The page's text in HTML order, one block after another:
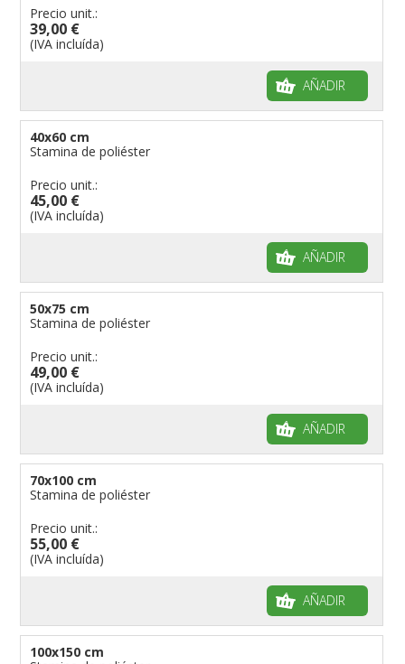
Precio unit.:
39,00 €
(IVA incluída)
AÑADIR
40x60 cm
Stamina de poliéster
Precio unit.:
45,00 €
(IVA incluída)
AÑADIR
50x75 cm
Stamina de poliéster
Precio unit.:
49,00 €
(IVA incluída)
AÑADIR
70x100 cm
Stamina de poliéster
Precio unit.:
55,00 €
(IVA incluída)
AÑADIR
100x150 cm